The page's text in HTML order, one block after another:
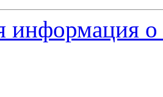
информация